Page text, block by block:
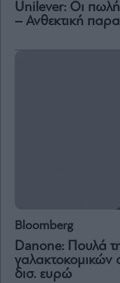
Unilever: Oι
– Ανθεκτική
Bloomberg
Danone: Πουλά
γαλακτοκομικών
δισ. ευρώ